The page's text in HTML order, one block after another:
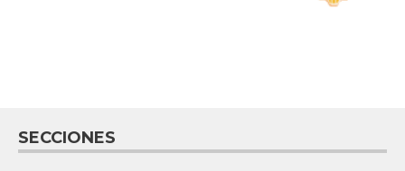
SECCIONES